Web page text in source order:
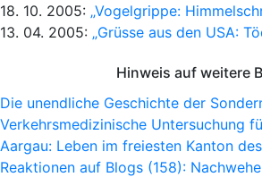
18. 10. 2005: „Vogelgrippe:
13. 04. 2005: „Grüsse aus den USA:
Hinweis auf weitere
Die unendliche Geschichte der
Verkehrsmedizinische Untersuchung
Aargau: Leben im freiesten Kanton
Reaktionen auf Blogs (158):